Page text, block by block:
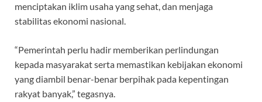
menciptakan iklim usaha yang sehat, dan menjaga
stabilitas ekonomi nasional.
“Pemerintah perlu hadir memberikan perlindungan
kepada masyarakat serta memastikan kebijakan ekonomi
yang diambil benar-benar berpihak pada kepentingan
rakyat banyak,” tegasnya.